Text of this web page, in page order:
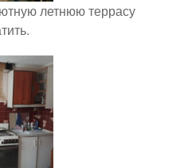
летнюю террасу